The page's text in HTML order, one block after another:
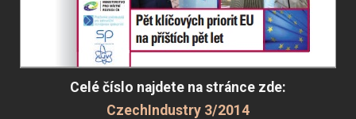
Celé číslo najdete na stránce zde:
CzechIndustry 3/2014